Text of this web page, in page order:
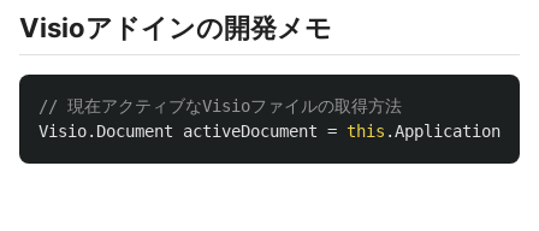
Visioアドインの開発メモ
// 現在アクティブなVisioファイルの取得方法
Visio. Document activeDocument = this .Application